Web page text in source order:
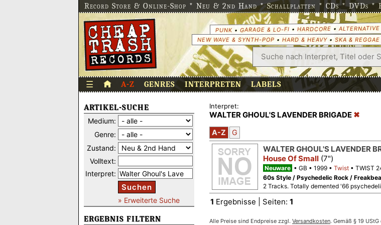
Record Store & Online-Shop * Neu & 2nd Hand * Schallplatten * CDs * DVDs *
PUNK• GARAGE & LO-FI • HARDCORE •
NEW WAVE & SYNTH-POP • HARD & HEAVY• SKA & REGGAE
☰ A-Z GENRES INTERPRETEN LABELS
ARTIKEL-SUCHE
Medium:
Genre:
Zustand:
Volltext:
Interpret:
Suchen
» Erweiterte Suche
ERGEBNIS FILTERN
Interpret:
WALTER GHOUL'S LAVENDER BRIGADE
A-Z G
WALTER GHOUL'S LAVENDER
House Of Small (7")
Neuware GB 1999 Twist
TWIST
60s Style / Psychedelic Rock /
2 Tracks. Totally demented '66
1 Ergebnisse | Seiten: 1
Alle Preise sind Endpreise zzgl. Versandkosten. Gemäß § 19